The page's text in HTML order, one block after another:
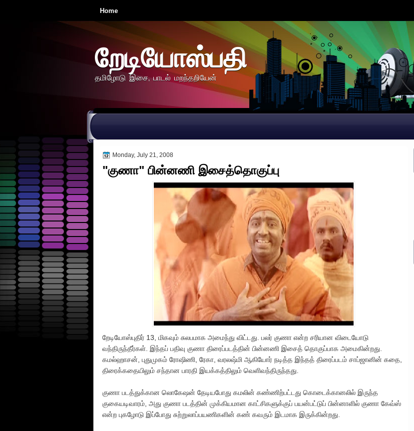
Home
றேடியோஸ்பதி
தமிழோடு இசை, பாடல் மறந்தறியேன்
Monday, July 21, 2008
"குணா" பின்னணி இசைத்தொகுப்பு
றேடியோஸ்புதிர் 13, மிகவும் சுலபமாக அமைந்து விட்டது. பலர் குணா என்ற சரியான விடையோடு
வந்திருந்தீர்கள். இந்தப் பதிவு குணா திரைப்படத்தின் பின்னணி இசைத் தொகுப்பாக அமைகின்றது.
கமல்ஹாசன், புதுமுகம் ரோஷிணி, ரேகா, வரலஷ்மி ஆகியோர் நடித்த இந்தத் திரைப்படம் சாப்ஜானின் கதை,
திரைக்கதையிலும் சந்தான பாரதி இயக்கத்திலும் வெளிவந்திருந்தது.
குணா படத்துக்கான லொகேஷன் தேடியபோது கமலின் கண்ணிற்பட்டது கொடைக்கானலில் இருந்த
குகையடிவாரம், அது குணா படத்தின் முக்கியமான காட்சிகளுக்குப் பயன்பட்டுப் பின்னாளில் குணா கேவ்ஸ்
என்ற புகழோடு இப்போது சுற்றுலாப்பயணிகளின் கண் கவரும் இடமாக இருக்கின்றது.